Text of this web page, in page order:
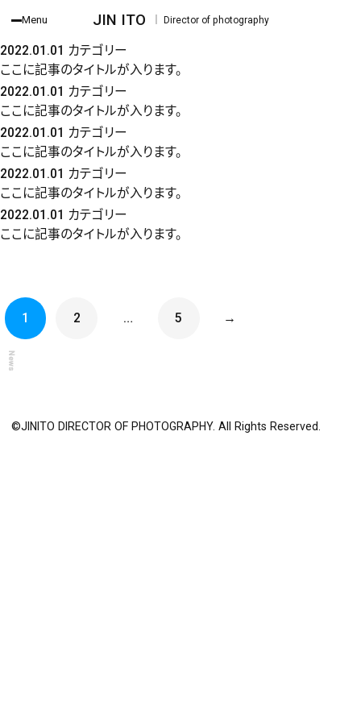
Menu JIN ITO ｜ Director of photography
News
お知らせ
2022.01.01 カテゴリー
ここに記事のタイトルが入ります。
2022.01.01 カテゴリー
ここに記事のタイトルが入ります。
2022.01.01 カテゴリー
ここに記事のタイトルが入ります。
2022.01.01 カテゴリー
ここに記事のタイトルが入ります。
2022.01.01 カテゴリー
ここに記事のタイトルが入ります。
1 2 … 5 →
©JINITO DIRECTOR OF PHOTOGRAPHY. All Rights Reserved.